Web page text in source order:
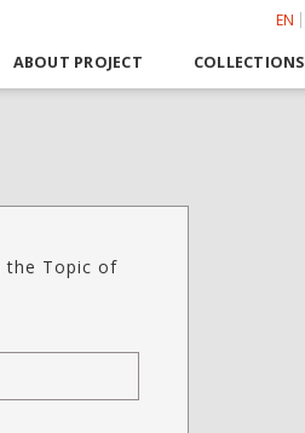
EN
ABOUT PROJECT COLLECTIONS
the Topic of